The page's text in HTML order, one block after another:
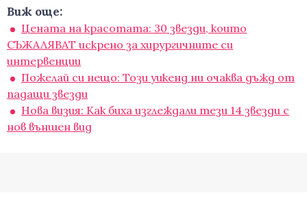
Виж още:
Цената на красотата: 30 звезди, които
СЪЖАЛЯВАТ искрено за хирургичните си
интервенции
Пожелай си нещо: Този уикенд ни очаква дъжд от
падащи звезди
Нова визия: Как биха изглеждали тези 14 звезди с
нов външен вид